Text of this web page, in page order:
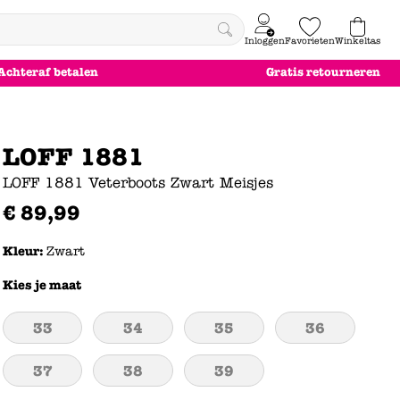
InloggenFavorietenWinkeltas
0
betalen Gratis retourneren
LOFF 1881
LOFF 1881 Veterboots Zwart Meisjes
€ 89,99
Kleur: Zwart
Kies je maat
33 34 35 36
37 38 39